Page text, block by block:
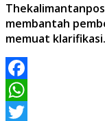
membantah
memuat
Facebook
WhatsApp